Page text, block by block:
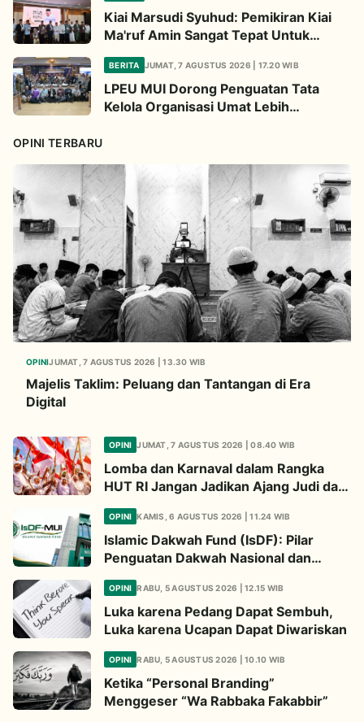
Kiai Marsudi Syuhud: Pemikiran Kiai
Ma'ruf Amin Sangat Tepat Untuk
Perbarui NU
BERITA JUMAT, 7 AGUSTUS 2026 | 17.20 WIB
LPEU MUI Dorong Penguatan Tata
Kelola Organisasi Umat Lebih
OPINI TERBARU
OPINIJUMAT, 7 AGUSTUS 2026 | 13.30 WIB
Majelis Taklim: Peluang dan Tantangan di Era
Digital
OPINI JUMAT, 7 AGUSTUS 2026 | 08.40 WIB
Lomba dan Karnaval dalam Rangka
HUT RI Jangan Jadikan Ajang Judi dan
OPINI KAMIS, 6 AGUSTUS 2026 | 11.24 WIB
Islamic Dakwah Fund (IsDF): Pilar
Penguatan Dakwah Nasional dan
OPINI RABU, 5 AGUSTUS 2026 | 12.15 WIB
Luka karena Pedang Dapat Sembuh,
Luka karena Ucapan Dapat Diwariskan
OPINI RABU, 5 AGUSTUS 2026 | 10.10 WIB
Ketika “Personal Branding”
Menggeser “Wa Rabbaka Fakabbir”